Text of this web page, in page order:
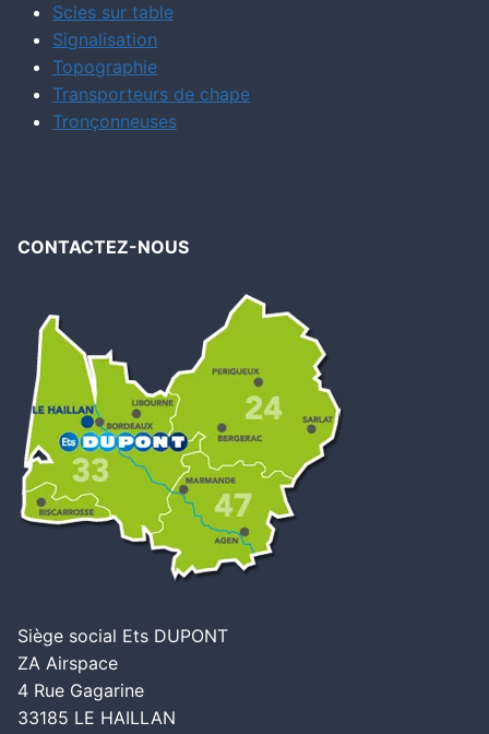
Scies sur table
Signalisation
Topographie
Transporteurs de chape
Tronçonneuses
CONTACTEZ-NOUS
Siège social Ets DUPONT
ZA Airspace
4 Rue Gagarine
33185 LE HAILLAN